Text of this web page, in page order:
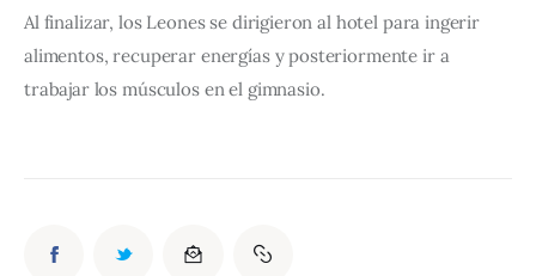
Al finalizar, los Leones se dirigieron al hotel para ingerir
alimentos, recuperar energías y posteriormente ir a
trabajar los músculos en el gimnasio.